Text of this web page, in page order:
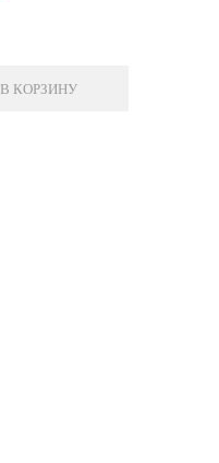
В КОРЗИНУ